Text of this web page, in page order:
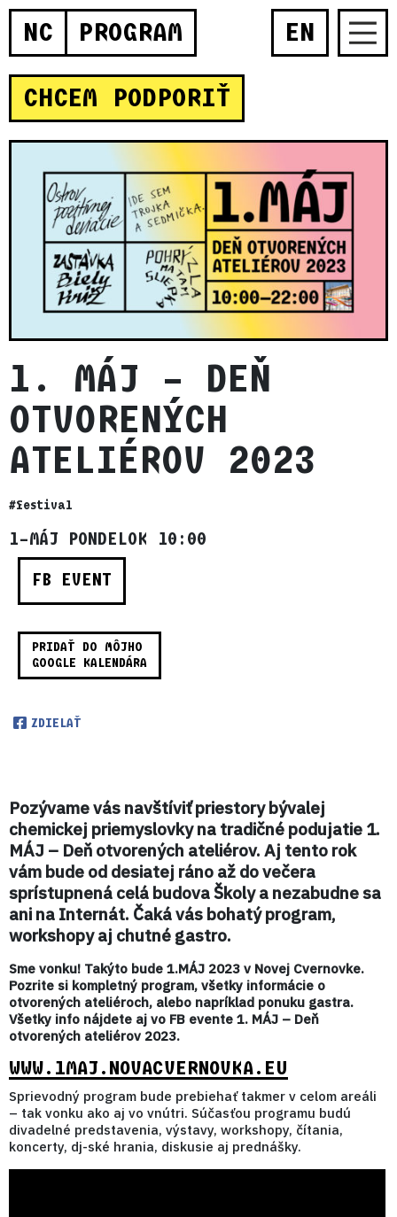
NC PROGRAM EN
CHCEM PODPORIŤ
1. MÁJ – DEŇ
OTVORENÝCH
ATELIÉROV 2023
#festival
1–MÁJ PONDELOK 10:00
FB EVENT
PRIDAŤ DO MÔJHO
GOOGLE KALENDÁRA
ZDIELAŤ
Pozývame vás navštíviť priestory bývalej
chemickej priemyslovky na tradičné podujatie 1.
MÁJ – Deň otvorených ateliérov. Aj tento rok
vám bude od desiatej ráno až do večera
sprístupnená celá budova Školy a nezabudne sa
ani na Internát. Čaká vás bohatý program,
workshopy aj chutné gastro.
Sme vonku! Takýto bude 1.MÁJ 2023 v Novej Cvernovke.
Pozrite si kompletný program, všetky informácie o
otvorených ateliéroch, alebo napríklad ponuku gastra.
Všetky info nájdete aj vo FB evente 1. MÁJ – Deň
otvorených ateliérov 2023.
WWW.1MAJ.NOVACVERNOVKA.EU
Sprievodný program bude prebiehať takmer v celom areáli
– tak vonku ako aj vo vnútri. Súčasťou programu budú
divadelné predstavenia, výstavy, workshopy, čítania,
koncerty, dj-ské hrania, diskusie aj prednášky.